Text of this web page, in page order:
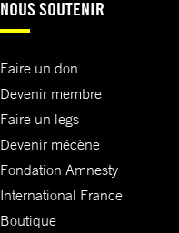
NOUS SOUTENIR
Faire un don
Devenir membre
Faire un legs
Devenir mécène
Fondation Amnesty
International France
Boutique